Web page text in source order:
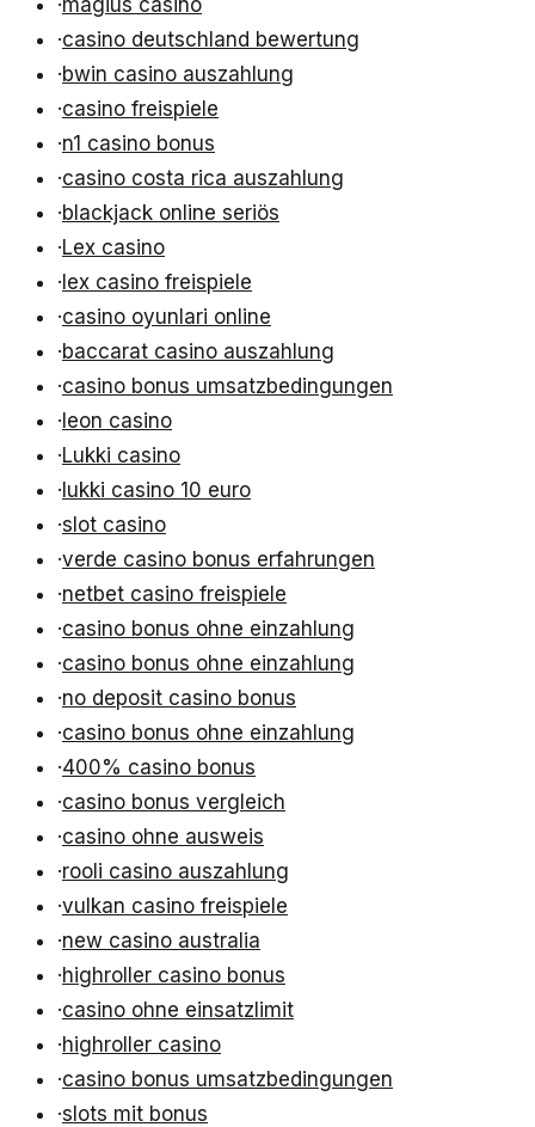
·casino deutschland bewertung
·bwin casino auszahlung
·casino freispiele
·n1 casino bonus
·casino costa rica auszahlung
·blackjack online seriös
·Lex casino
·lex casino freispiele
·casino oyunlari online
·baccarat casino auszahlung
·casino bonus umsatzbedingungen
·leon casino
·Lukki casino
·lukki casino 10 euro
·slot casino
·verde casino bonus erfahrungen
·netbet casino freispiele
·casino bonus ohne einzahlung
·casino bonus ohne einzahlung
·no deposit casino bonus
·casino bonus ohne einzahlung
·400% casino bonus
·casino bonus vergleich
·casino ohne ausweis
·rooli casino auszahlung
·vulkan casino freispiele
·new casino australia
·highroller casino bonus
·casino ohne einsatzlimit
·highroller casino
·casino bonus umsatzbedingungen
·slots mit bonus